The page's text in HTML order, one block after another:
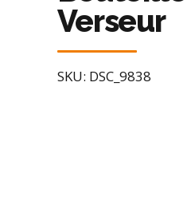
Verseur
SKU: DSC_9838